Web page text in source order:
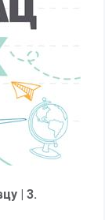
| 3.